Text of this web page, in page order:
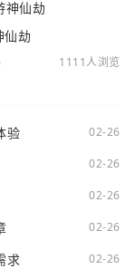
仙劫
1111人浏览
验 02-26
02-26
02-26
02-26
求 02-26